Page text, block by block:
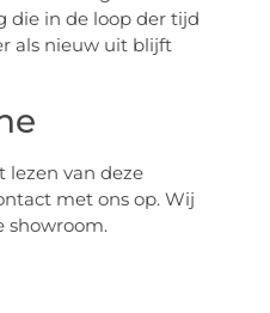
die in de loop der tijd
als nieuw uit blijft
lezen van deze
met ons op. Wij
showroom.